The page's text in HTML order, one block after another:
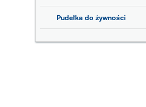
Pudełka do żywności